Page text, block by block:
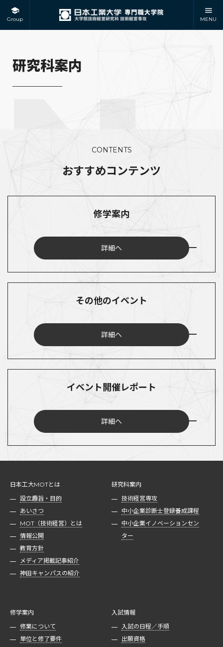
Group MENU
研究科案内
CONTENTS
おすすめコンテンツ
修学案内
詳細へ
その他のイベント
詳細へ
イベント開催レポート
詳細へ
日本工大MOTとは
設立趣旨・目的
あいさつ
MOT（技術経営）とは
情報公開
教育方針
メディア掲載記事紹介
神田キャンパスの紹介
研究科案内
技術経営専攻
中小企業診断士登録養成課程
中小企業イノベーションセン
ター
修学案内
修業について
単位と修了要件
入試情報
入試の日程／手順
出願資格